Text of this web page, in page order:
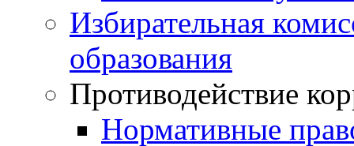
Избирательная
образования
Противодействие
Нормативные